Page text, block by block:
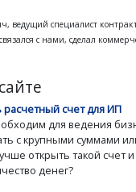
ведущий специалист
с нами, сделал
счет для ИП
для ведения
с крупными суммами
открыть такой счет и
денег?